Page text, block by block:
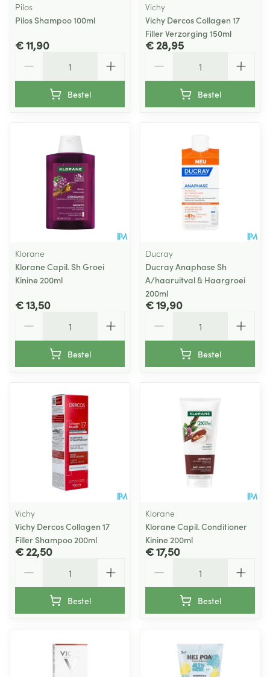
Pilos
Pilos Shampoo 100ml
€ 11,90
Bestel
Vichy
Vichy Dercos Collagen 17
Filler Verzorging 150ml
€ 28,95
Bestel
Klorane
Klorane Capil. Sh Groei
Kinine 200ml
€ 13,50
Bestel
Ducray
Ducray Anaphase Sh
A/haaruitval & Haargroei
200ml
€ 19,90
Bestel
Vichy
Vichy Dercos Collagen 17
Filler Shampoo 200ml
€ 22,50
Bestel
Klorane
Klorane Capil. Conditioner
Kinine 200ml
€ 17,50
Bestel